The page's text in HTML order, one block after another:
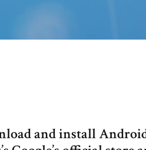
and install